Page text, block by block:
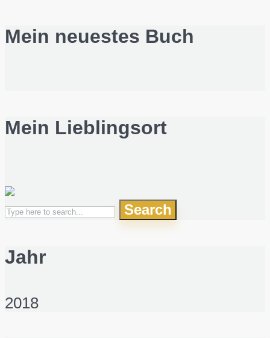
Mein neuestes Buch
Mein Lieblingsort
Search
Jahr
2018